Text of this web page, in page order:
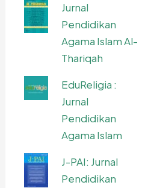
Jurnal
Pendidikan
Agama Islam Al-
Thariqah
EduReligia :
Jurnal
Pendidikan
Agama Islam
J-PAI: Jurnal
Pendidikan